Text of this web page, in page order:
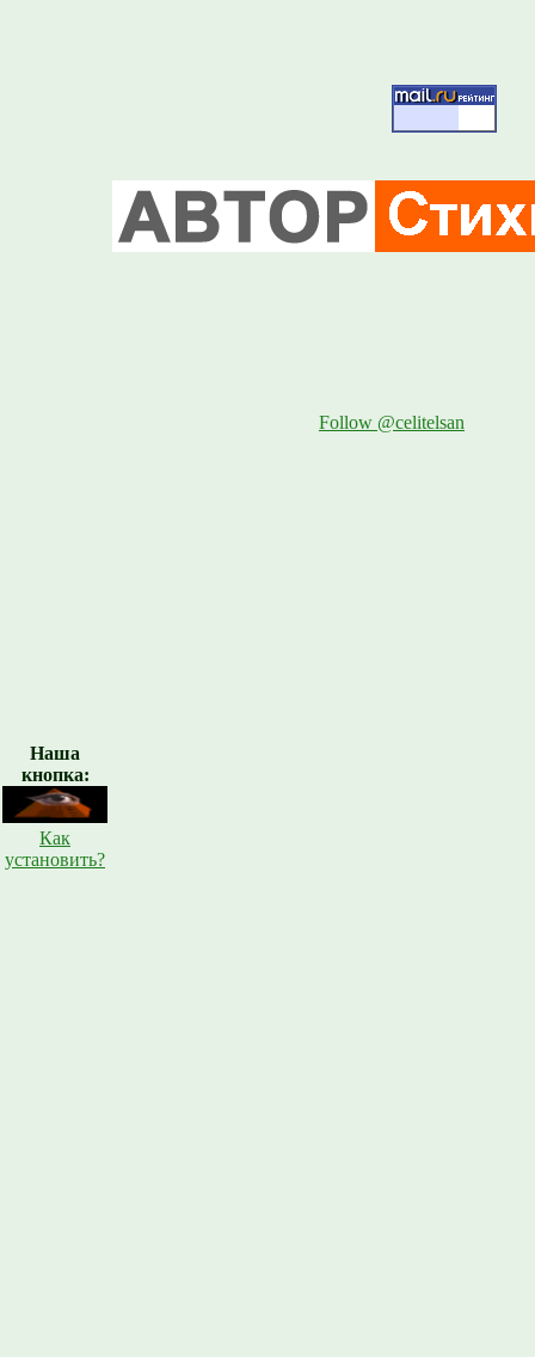
Наша
кнопка:
Как
установить?
Follow @celitelsan